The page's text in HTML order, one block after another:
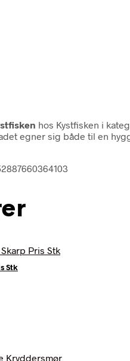
hos Kystfisken i
egner sig både til en
Stk